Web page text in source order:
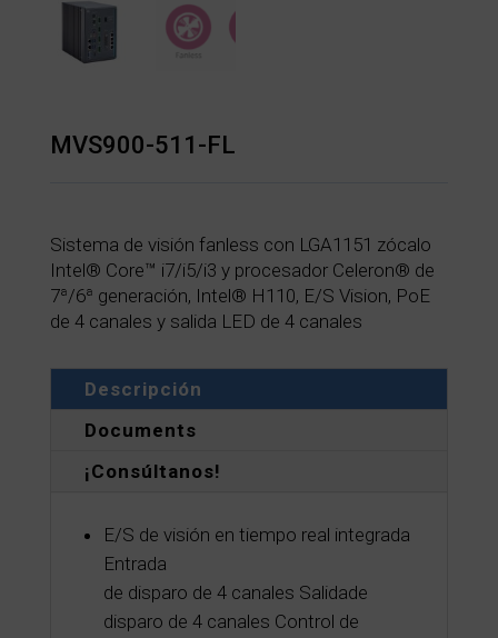
MVS900-511-FL
Sistema de visión fanless con LGA1151 zócalo
Intel® Core™ i7/i5/i3 y procesador Celeron® de
7ª/6ª generación, Intel® H110, E/S Vision, PoE
de 4 canales y salida LED de 4 canales
Descripción
Documents
¡Consúltanos!
E/S de visión en tiempo real integrada
Entrada
de disparo de 4 canales Salidade
disparo de 4 canales Control de